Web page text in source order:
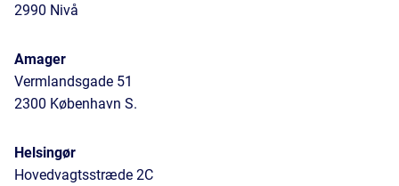
2990 Nivå
Amager
Vermlandsgade 51
2300 København S.
Helsingør
Hovedvagtsstræde 2C